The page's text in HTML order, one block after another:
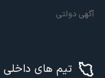
آگهی دولتی
تیم های داخلی